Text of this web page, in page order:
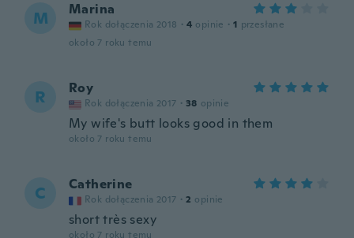
M Marina
Rok dołączenia 2018 · 4 opinie · 1 przesłane
około 7 roku temu
R Roy
Rok dołączenia 2017 · 38 opinie
My wife's butt looks good in them
około 7 roku temu
C Catherine
Rok dołączenia 2017 · 2 opinie
short très sexy
około 7 roku temu